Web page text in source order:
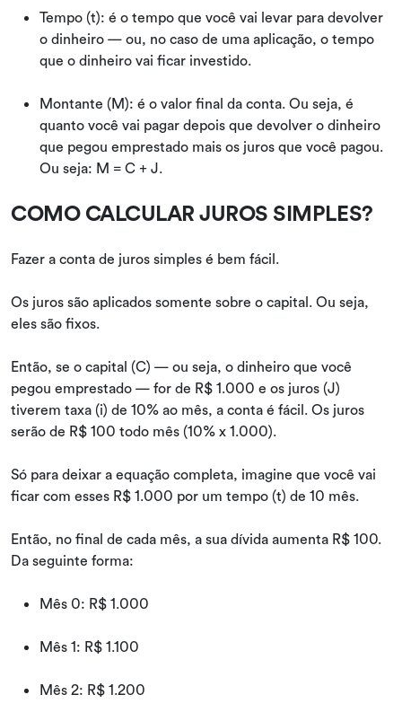
Tempo (t): é o tempo que você vai levar para devolver
o dinheiro — ou, no caso de uma aplicação, o tempo
que o dinheiro vai ficar investido.
Montante (M): é o valor final da conta. Ou seja, é
quanto você vai pagar depois que devolver o dinheiro
que pegou emprestado mais os juros que você pagou.
Ou seja: M = C + J.
COMO CALCULAR JUROS SIMPLES?
Fazer a conta de juros simples é bem fácil.
Os juros são aplicados somente sobre o capital. Ou seja,
eles são fixos.
Então, se o capital (C) — ou seja, o dinheiro que você
pegou emprestado — for de R$ 1.000 e os juros (J)
tiverem taxa (i) de 10% ao mês, a conta é fácil. Os juros
serão de R$ 100 todo mês (10% x 1.000).
Só para deixar a equação completa, imagine que você vai
ficar com esses R$ 1.000 por um tempo (t) de 10 mês.
Então, no final de cada mês, a sua dívida aumenta R$ 100.
Da seguinte forma:
Mês 0: R$ 1.000
Mês 1: R$ 1.100
Mês 2: R$ 1.200